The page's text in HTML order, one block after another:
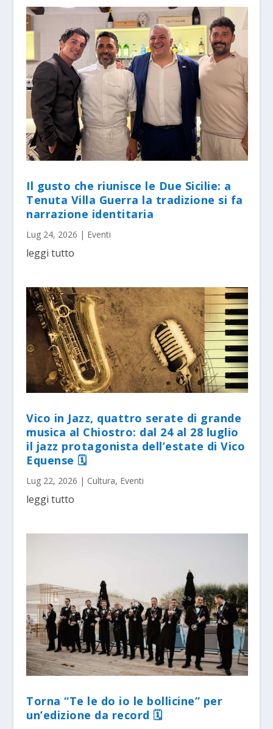
Il gusto che riunisce le Due Sicilie: a
Tenuta Villa Guerra la tradizione si fa
narrazione identitaria
Lug 24, 2026 | Eventi
leggi tutto
Vico in Jazz, quattro serate di grande
musica al Chiostro: dal 24 al 28 luglio
il jazz protagonista dell’estate di Vico
Equense 🗓
Lug 22, 2026 | Cultura, Eventi
leggi tutto
Torna “Te le do io le bollicine” per
un’edizione da record 🗓